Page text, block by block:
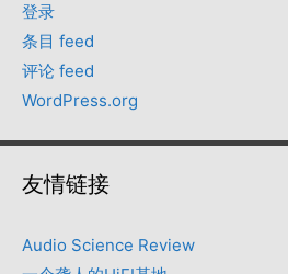
登录
条目 feed
评论 feed
WordPress.org
友情链接
Audio Science Review